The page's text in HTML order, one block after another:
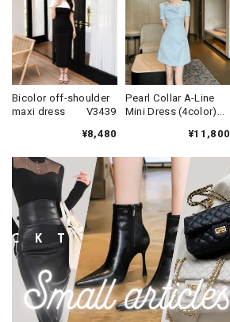
Bicolor off-shoulder
maxi dress V3439
¥8,480
Pearl Collar A-Line
Mini Dress (4color)
¥11,800